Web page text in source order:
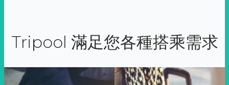
Tripool 滿足您各種搭乘需求